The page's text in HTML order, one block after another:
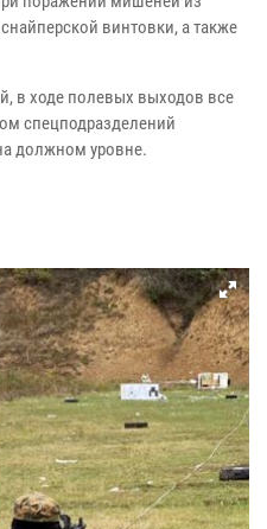
винтовки, а также
в ходе полевых выходов все
спецподразделений
должном уровне.